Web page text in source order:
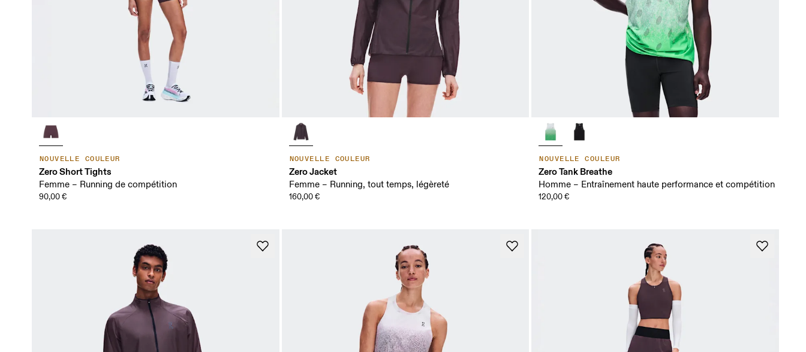
NOUVELLE COULEUR
Zero Short Tights
Femme – Running de compétition
90,00 €
NOUVELLE COULEUR
Zero Jacket
Femme – Running, tout temps, légèreté
160,00 €
NOUVELLE COULEUR
Zero Tank Breathe
Homme – Entraînement haute performance et compétition
120,00 €